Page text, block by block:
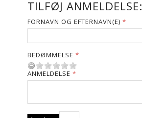
TILFØJ ANMELDELSE:
FORNAVN OG EFTERNAVN(E)
BEDØMMELSE
ANMELDELSE